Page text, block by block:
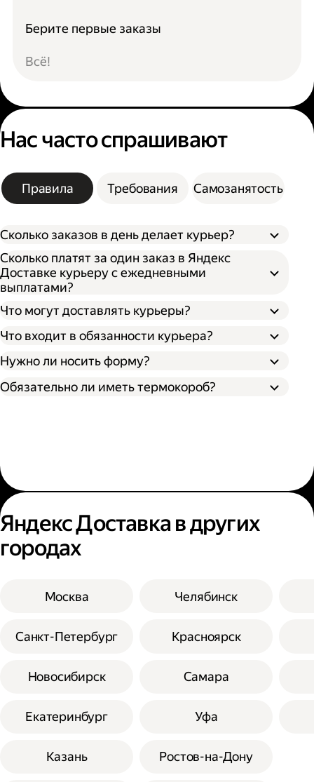
Берите первые заказы
Всё!
Нас часто спрашивают
Правила Требования Самозанятость
Сколько заказов в день делает курьер?
Сколько платят за один заказ в Яндекс
Доставке курьеру с ежедневными
выплатами?
Что могут доставлять курьеры?
Что входит в обязанности курьера?
Нужно ли носить форму?
Обязательно ли иметь термокороб?
Яндекс Доставка в других
городах
Москва
Санкт-Петербург
Новосибирск
Екатеринбург
Казань
Челябинск
Красноярск
Самара
Уфа
Ростов-на-Дону